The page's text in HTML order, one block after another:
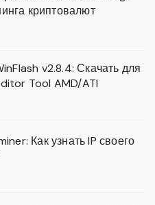
криптовалют
v2.8.4: Скачать для
Tool AMD/ATI
Как узнать IP своего